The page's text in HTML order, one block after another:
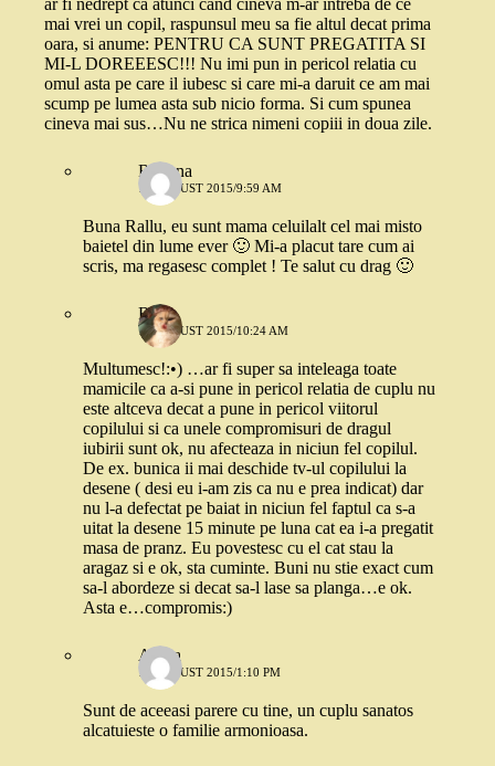
ar fi nedrept ca atunci cand cineva m-ar intreba de ce
mai vrei un copil, raspunsul meu sa fie altul decat prima
oara, si anume: PENTRU CA SUNT PREGATITA SI
MI-L DOREEESC!!! Nu imi pun in pericol relatia cu
omul asta pe care il iubesc si care mi-a daruit ce am mai
scump pe lumea asta sub nicio forma. Si cum spunea
cineva mai sus…Nu ne strica nimeni copiii in doua zile.
Roxana
10 AUGUST 2015/9:59 AM
Buna Rallu, eu sunt mama celuilalt cel mai misto
baietel din lume ever 🙂 Mi-a placut tare cum ai
scris, ma regasesc complet ! Te salut cu drag 🙂
Rallu
10 AUGUST 2015/10:24 AM
Multumesc!:•) …ar fi super sa inteleaga toate
mamicile ca a-si pune in pericol relatia de cuplu nu
este altceva decat a pune in pericol viitorul
copilului si ca unele compromisuri de dragul
iubirii sunt ok, nu afecteaza in niciun fel copilul.
De ex. bunica ii mai deschide tv-ul copilului la
desene ( desi eu i-am zis ca nu e prea indicat) dar
nu l-a defectat pe baiat in niciun fel faptul ca s-a
uitat la desene 15 minute pe luna cat ea i-a pregatit
masa de pranz. Eu povestesc cu el cat stau la
aragaz si e ok, sta cuminte. Buni nu stie exact cum
sa-l abordeze si decat sa-l lase sa planga…e ok.
Asta e…compromis:)
Adina
10 AUGUST 2015/1:10 PM
Sunt de aceeasi parere cu tine, un cuplu sanatos
alcatuieste o familie armonioasa.